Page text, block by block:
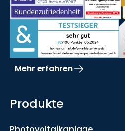
Mehr erfahren
Produkte